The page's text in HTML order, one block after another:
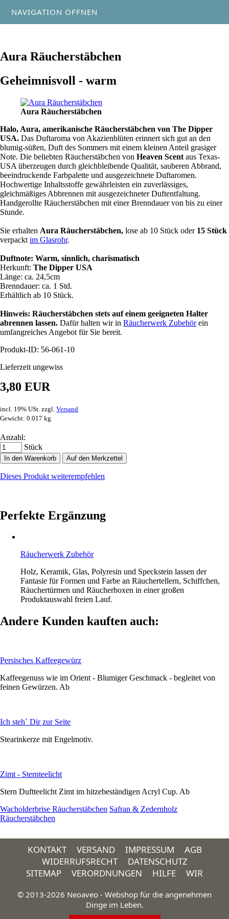
NAVIGATION ÖFFNEN
Aura Räucherstäbchen
Geheimnisvoll - warm
Aura Räucherstäbchen
Halo, Aura, amerikanische Räucherstäbchen von The Dipper
USA. Das Duftaroma von Akazienblüten erinnert sich gut an den
blumig-süßen, Duft des Sommers mit einem kleinen Anteil grasiger
Note. Die beliebten Räucherstäbchen von Heaven Scent aus Texas-
USA überzeugen durch gleichbleibende Qualität, sauberen Abbrand,
beeindruckende Farbpalette und ausgezeichnete Duftaromen.
Hochwertige Inhaltsstoffe gewährleisten ein zuverlässiges,
gleichmäßiges Abbrennen mit ausgezeichneter Duftentfaltung.
Handgerollte Räucherstäbchen mit einer Brenndauer von bis zu einer
Stunde.
Sie erhalten Aura Räucherstäbchen, lose ab 10 Stück oder 15 Stück
verpackt im Glasrohr.
Duftnote: Warm, sinnlich, charismatisch
Herkunft: The Dipper USA
Länge: ca. 24,5cm
Brenndauer: ca. 1 Std.
Erhältlich ab 10 Stück.
Hinweis: Räucherstäbchen stets auf einem geeigneten Halter
abrennen lassen. Dafür halten wir in Räucherwerk Zubehörein
umfangreiches Angebot für Sie bereit.
Produkt-ID: 56-061-10
Lieferzeit ungewiss
3,80 EUR
incl. 19% USt. zzgl. Versand
Gewicht: 0.017 kg
Anzahl:
Stück
In den Warenkorb Auf den Merkzettel
Dieses Produkt weiterempfehlen
Perfekte Ergänzung
Räucherwerk Zubehör
Holz, Keramik, Glas, Polyresin und Speckstein lassen der
Fantasie für Formen und Farbe an Räuchertellern, Schiffchen,
Räuchertürmen und Räucherboxen in einer großen
Produktauswahl freien Lauf.
Andere Kunden kauften auch:
Persisches Kaffeegewürz
Kaffeegenuss wie im Orient - Blumiger Geschmack - begleitet von
feinen Gewürzen. Ab
Ich steh´ Dir zur Seite
Stearinkerze mit Engelmotiv.
Zimt - Sternteelicht
Stern Duftteelicht Zimt im hitzebeständigen Acryl Cup. Ab
Wacholderbrise Räucherstäbchen Safran & Zedernholz
Räucherstäbchen
KONTAKT VERSAND IMPRESSUM
AGB
WIDERRUFSRECHT
DATENSCHUTZ
SITEMAP
VERORDNUNGEN HILFE WIR
© 2013-2026 Neoaveo - Webshop für die angenehmen
Dinge im Leben.